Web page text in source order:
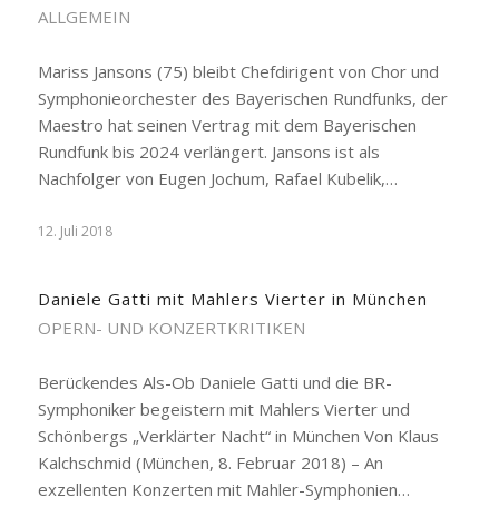
ALLGEMEIN
Mariss Jansons (75) bleibt Chefdirigent von Chor und
Symphonieorchester des Bayerischen Rundfunks, der
Maestro hat seinen Vertrag mit dem Bayerischen
Rundfunk bis 2024 verlängert. Jansons ist als
Nachfolger von Eugen Jochum, Rafael Kubelik,…
12. Juli 2018
Daniele Gatti mit Mahlers Vierter in München
OPERN- UND KONZERTKRITIKEN
Berückendes Als-Ob Daniele Gatti und die BR-
Symphoniker begeistern mit Mahlers Vierter und
Schönbergs „Verklärter Nacht“ in München Von Klaus
Kalchschmid (München, 8. Februar 2018) – An
exzellenten Konzerten mit Mahler-Symphonien…